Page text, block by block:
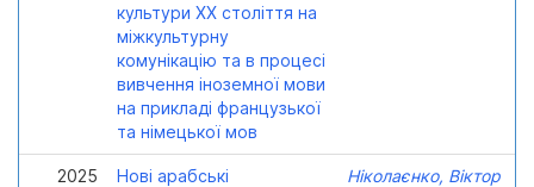
культури ХХ століття на
міжкультурну
комунікацію та в процесі
вивчення іноземної мови
на прикладі французької
та німецької мов
2025
Нові арабські
Ніколаєнко, Віктор